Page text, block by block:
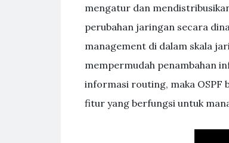
mengatur dan
perubahan jaringan secara
management di dalam skala
mempermudah penambahan
informasi routing, maka OSPF
fitur yang berfungsi untuk